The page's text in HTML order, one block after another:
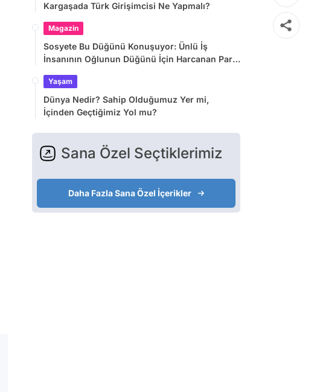
Kargaşada Türk Girişimcisi Ne Yapmalı?
Magazin
Sosyete Bu Düğünü Konuşuyor: Ünlü İş
İnsanının Oğlunun Düğünü İçin Harcanan Para
Yaşam
Dünya Nedir? Sahip Olduğumuz Yer mi,
İçinden Geçtiğimiz Yol mu?
Sana Özel Seçtiklerimiz
Daha Fazla Sana Özel İçerikler